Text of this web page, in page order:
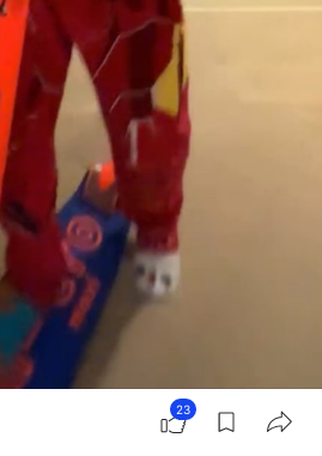
照。（IG@rabeeayeung）
23